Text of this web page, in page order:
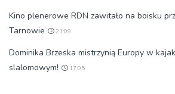
Kino plenerowe RDN zawitało na boisku
Tarnowie
21:09
Dominika Brzeska mistrzynią Europy w
slalomowym!
17:05